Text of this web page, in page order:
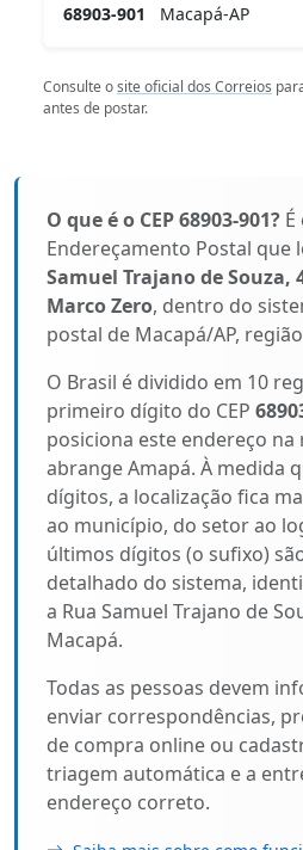
68903-901
Macapá-AP
Consulte osite oficial dos Correios
antes de postar.
O que é o CEP 68903-901?
Endereçamento Postal que
Samuel Trajano de Souza,
Marco Zero, dentro do
postal de Macapá/AP,
O Brasil é dividido em 10
primeiro dígito do CEP
posiciona este endereço
abrange Amapá. À medida
dígitos, a localização fica
ao município, do setor ao
últimos dígitos (o sufixo)
detalhado do sistema,
a Rua Samuel Trajano de
Macapá.
Todas as pessoas devem
enviar correspondências,
de compra online ou
triagem automática e a
endereço correto.